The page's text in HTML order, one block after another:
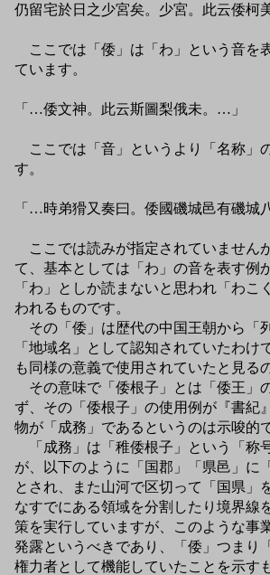
仍留宅於日之少宮矣。少宮。此云倭柯
ここでは「倭」は「わ」という音を
ています。
「…倭文神。此云斯圖梨俄未。…」
ここでは「音」というより「名称」
す。
「…時弟猾又奏曰。倭國磯城邑有磯城
ここでは読みが指定されていません
て、基本としては「わ」の音を表す例
「わ」としか読まないと思われ「わこ
われるものです。
その「倭」は歴代の中国王朝から「
「地域名」として認知されていたわけ
も同様の意義で使用されていたと見る
その意味で「倭根子」とは「倭王」
ず、その「倭根子」の使用例が『書紀
物が「成務」であるというのは示唆的
「成務」は「稚倭根子」という「称
が、以下のように「国郡」「県邑」に
とされ、また山河で区切って「国県」
なすでにある領域を分割したり境界線
策を実行していますが、このような事
発露というべきであり、「倭」つまり
権力者として機能していたことを示す